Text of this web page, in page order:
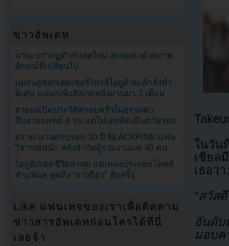
ในวัน
เชียล
เธอว่า:
“สวัส
อันดั
มอบค
ข่าวอัพเดท
นานะปรากฏตัวกับลุคใหม่ สะดุดตาด้วยภาพ
ลักษณ์ที่เปลี่ยนไป
บยอนอูซอกเคยเซอร์ไพรส์ไอยูด้วยเค้กสั่งทำ
พิเศษ แฟนๆเพิ่งสังเกตหลังผ่านมา 3 เดือน
ฮายองเปิดประวัติครอบครัวไม่ธรรมดา
สืบสายแพทย์ 4 รุ่น แต่ไม่เคยคิดเดินตามรอย
ดราม่างานครบรอบ 10 ปี BLACKPINK แฟน
วิจารณ์หนัก หลังจำกัดผู้ร่วมงานแค่ 40 คน
ไอยูอัปเดตชีวิตล่าสุด แต่เพลงประกอบโพสต์
ทำแฟนๆ พูดถึง “จางกีฮา” อีกครั้ง
Like แฟนเพจของเราเพื่อติดตาม
ข่าวสารอัพเดทก่อนใครได้ที่นี่
เลยจ้า